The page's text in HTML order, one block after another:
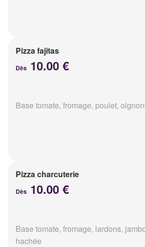
Pizza fajitas
Dès 10.00 €
Base tomate, fromage, poulet,
Pizza charcuterie
Dès 10.00 €
Base tomate, fromage, lardons,
hachée